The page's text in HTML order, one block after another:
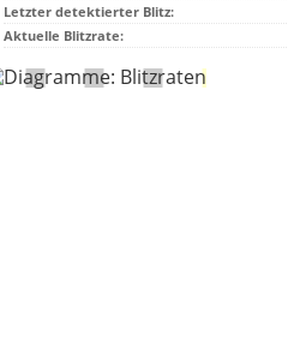
Letzter detektierter Blitz:
Aktuelle Blitzrate: